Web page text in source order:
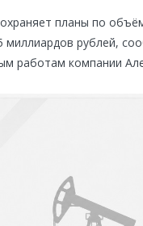
планы по
миллиардов рублей,
работам компании